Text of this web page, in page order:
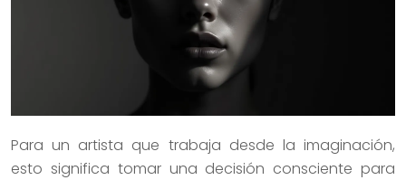
Para un artista que trabaja desde la imaginación,
esto significa tomar una decisión consciente para